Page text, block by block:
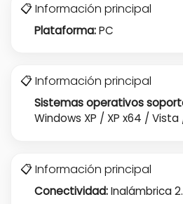
📋 Información principal
Plataforma:PC
📋 Información principal
Sistemas operativos
Windows XP / XP x64 /
📋 Información principal
Conectividad:Inalámbrica